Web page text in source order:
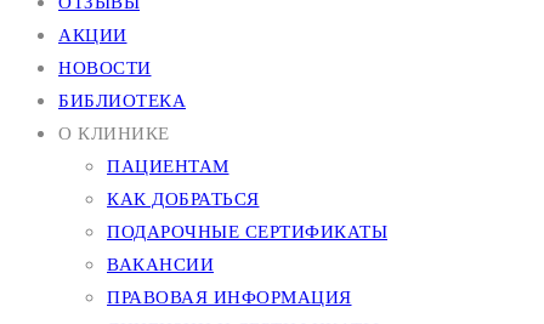
АКЦИИ
НОВОСТИ
БИБЛИОТЕКА
О КЛИНИКЕ
ПАЦИЕНТАМ
КАК ДОБРАТЬСЯ
ПОДАРОЧНЫЕ СЕРТИФИКАТЫ
ВАКАНСИИ
ПРАВОВАЯ ИНФОРМАЦИЯ